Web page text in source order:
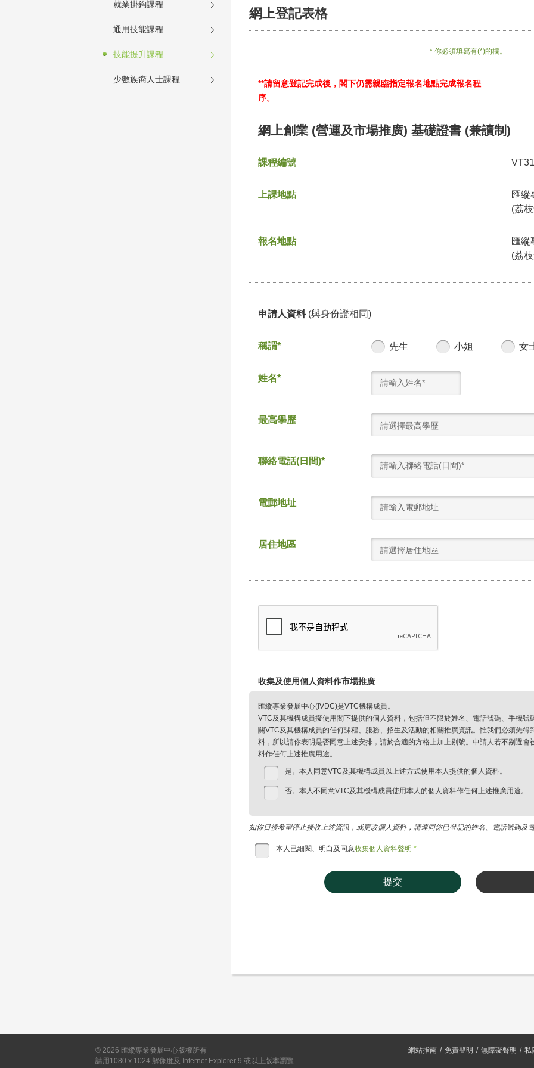
就業掛鈎課程
通用技能課程
技能提升課程
少數族裔人士課程
網上登記表格
* 你必須填寫有(*)的欄。
**請留意登記完成後，閣下仍需親臨指定報名地點完成報名程
序。
網上創業 (營運及市場推廣) 基礎證書 (兼讀制)
課程編號
上課地點
匯縱
(荔
報名地點
匯縱
(荔
申請人資料 (與身份證相同)
稱謂* 先生 小姐 女
姓名*
最高學歷
請選擇最高學歷
聯絡電話(日間)*
電郵地址
居住地區
請選擇居住地區
收集及使用個人資料作市場推廣
匯縱專業發展中心(IVDC)是VTC機構成員。
VTC及其機構成員擬使用閣下提供的個人資料，包括但不限於姓名、電話號碼、手機
關VTC及其機構成員的任何課程、服務、招生及活動的相關推廣資訊。惟我們必須先
料，所以請你表明是否同意上述安排，請於合適的方格上加上剔號。申請人若不剔選
料作任何上述推廣用途。
是。本人同意VTC及其機構成員以上述方式使用本人提供的個人資料。
否。本人不同意VTC及其機構成員使用本人的個人資料作任何上述推廣用途。
如你日後希望停止接收上述資訊，或更改個人資料，請連同你已登記的姓名、電話號碼及
本人已細閱、明白及同意收集個人資料聲明 *
提交
網站指南 免責聲明 無障礙聲明 私
© 2026 匯縱專業發展中心版權所有
請用1080 x 1024 解像度及 Internet Explorer 9 或以上版本瀏覽